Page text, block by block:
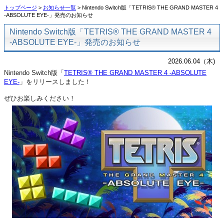
トップページ > お知らせ一覧 > Nintendo Switch版「TETRIS® THE GRAND MASTER 4
-ABSOLUTE EYE-」発売のお知らせ
Nintendo Switch版「TETRIS® THE GRAND MASTER 4
-ABSOLUTE EYE-」発売のお知らせ
2026.06.04（木)
Nintendo Switch版「 TETRIS® THE GRAND MASTER 4 -ABSOLUTE
EYE- 」をリリースしました！
ぜひお楽しみください！